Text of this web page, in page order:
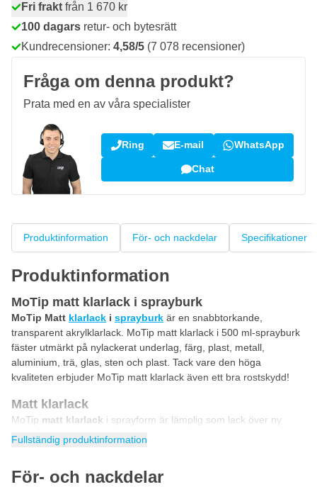
Fri frakt från 1 670 kr
100 dagars retur- och bytesrätt
Kundrecensioner: 4,58/5 (7 078 recensioner)
Fråga om denna produkt?
Prata med en av våra specialister
Ring E-mail WhatsApp
Chat
Produktinformation För- och nackdelar Specifikationer
Produktinformation
MoTip matt klarlack i sprayburk
MoTip Matt klarlack i sprayburk är en snabbtorkande,
transparent akrylklarlack. MoTip matt klarlack i 500 ml-sprayburk
fäster utmärkt på nylackerat underlag, färg, plast, metall,
aluminium, trä, glas, sten och plast. Tack vare den höga
kvaliteten erbjuder MoTip matt klarlack även ett bra rostskydd!
Matt klarlack
MoTip matt klarlack i sprayform är lämplig som lack över ny
lackeradbillack
eller färg. Den matta MoTip klarlacken ger ett
stötar, bensin, kemikalier och alla väderpåverkan.
Fullständig produktinformation
För- och nackdelar